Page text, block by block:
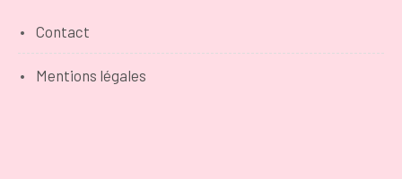
Contact
Mentions légales